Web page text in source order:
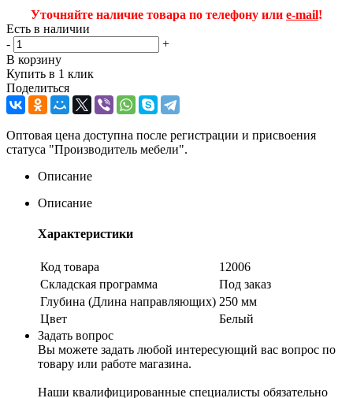
Уточняйте наличие товара по телефону или e-mail!
Есть в наличии
-
+
В корзину
Купить в 1 клик
Поделиться
Оптовая цена доступна после регистрации и присвоения
статуса "Производитель мебели".
Описание
Описание
Характеристики
Код товара
12006
Складская программа
Под заказ
Глубина (Длина направляющих) 250 мм
Цвет
Белый
Задать вопрос
Вы можете задать любой интересующий вас вопрос по
товару или работе магазина.
Наши квалифицированные специалисты обязательно